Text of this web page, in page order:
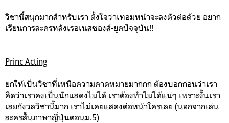
วิชานี้สนุกมากสำหรับเรา ตั้งใจว่าเทอมหน้าจะลงตัวต่อด้วย อยาก
เรียนการละครหลังเรอเนสซองส์-ยุคปัจจุบัน!!
Princ Acting
ยกให้เป็นวิชาที่เหนือความคาดหมายมากกก ต้องบอกก่อนว่าเรา
คิดว่าเราคงเป็นนักแสดงไม่ได้ เราต้องทำไม่ได้แน่ๆ เพราะงั้นเรา
เลยกังวลวิชานี้มาก เราไม่เคยแสดงต่อหน้าใครเลย (นอกจากเล่น
ละครสั้นภาษาญี่ปุ่นตอนม.5)